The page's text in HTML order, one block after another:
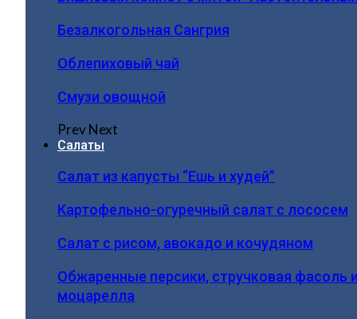
Безалкогольная Сангрия
Облепиховый чай
Смузи овощной
PrevNext
Салаты
Салат из капусты “Ешь и худей”
Картофельно-огуречный салат с лососем
Салат с рисом, авокадо и кочудяном
Обжаренные персики, стручковая фасоль
моцарелла